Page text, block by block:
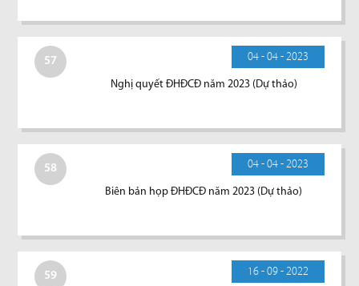
57 04 - 04 - 2023
Nghị quyết ĐHĐCĐ năm 2023 (Dự thảo)
58 04 - 04 - 2023
Biên bản họp ĐHĐCĐ năm 2023 (Dự thảo)
59 16 - 09 - 2022